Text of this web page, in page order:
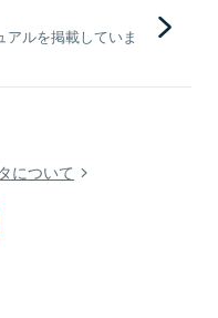
ルを掲載していま
について